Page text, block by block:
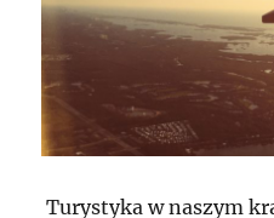
Turystyka w naszym